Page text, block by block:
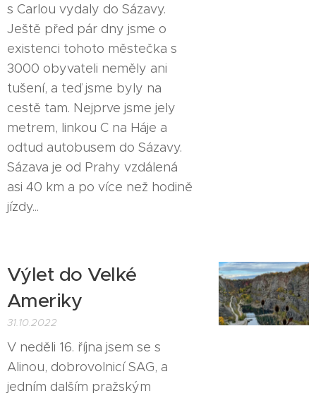
s Carlou vydaly do Sázavy.
Ještě před pár dny jsme o
existenci tohoto městečka s
3000 obyvateli neměly ani
tušení, a teď jsme byly na
cestě tam. Nejprve jsme jely
metrem, linkou C na Háje a
odtud autobusem do Sázavy.
Sázava je od Prahy vzdálená
asi 40 km a po více než hodině
jízdy...
Výlet do Velké
Ameriky
31.10.2022
V neděli 16. října jsem se s
Alinou, dobrovolnicí SAG, a
jedním dalším pražským